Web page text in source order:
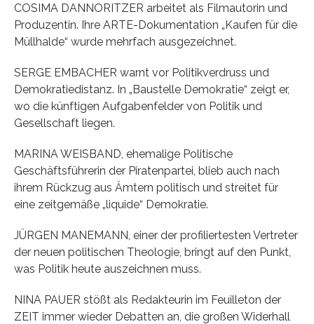
COSIMA DANNORITZER arbeitet als Filmautorin und
Produzentin. Ihre ARTE-Dokumentation „Kaufen für die
Müllhalde“ wurde mehrfach ausgezeichnet.
SERGE EMBACHER warnt vor Politikverdruss und
Demokratiedistanz. In „Baustelle Demokratie“ zeigt er,
wo die künftigen Aufgabenfelder von Politik und
Gesellschaft liegen.
MARINA WEISBAND, ehemalige Politische
Geschäftsführerin der Piratenpartei, blieb auch nach
ihrem Rückzug aus Ämtern politisch und streitet für
eine zeitgemäße „liquide“ Demokratie.
JÜRGEN MANEMANN, einer der profiliertesten Vertreter
der neuen politischen Theologie, bringt auf den Punkt,
was Politik heute auszeichnen muss.
NINA PAUER stößt als Redakteurin im Feuilleton der
ZEIT immer wieder Debatten an, die großen Widerhall